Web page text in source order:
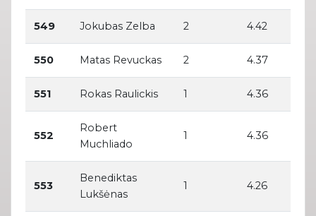
549 Jokubas Zelba 2 4.42
550 Matas Revuckas 2 4.37
551 Rokas Raulickis 1 4.36
552
Robert
Muchliado
1 4.36
553
Benediktas
Lukšėnas
1 4.26